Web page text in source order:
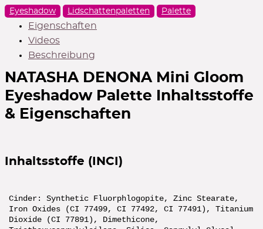
Eyeshadow Lidschattenpaletten Palette
Eigenschaften
Videos
Beschreibung
NATASHA DENONA Mini Gloom
Eyeshadow Palette Inhaltsstoffe
& Eigenschaften
Inhaltsstoffe (INCI)
Cinder: Synthetic Fluorphlogopite, Zinc Stearate,
Iron Oxides (CI 77499, CI 77492, CI 77491), Titanium
Dioxide (CI 77891), Dimethicone,